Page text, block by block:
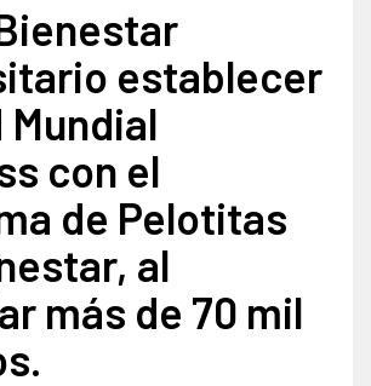
establecer
con el
de Pelotitas
al
más de 70 mil